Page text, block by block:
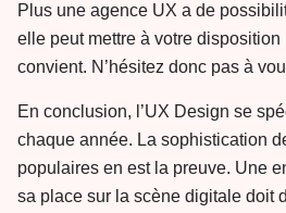
Plus une agence UX a de
elle peut mettre à votre
convient. N’hésitez donc pas à
En conclusion, l’UX Design se
chaque année. La sophistication
populaires en est la preuve. Une
sa place sur la scène digitale doit